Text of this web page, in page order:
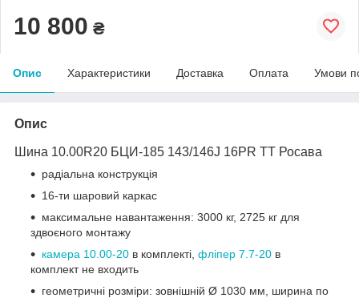
10 800 ₴
Опис Характеристики Доставка Оплата Умови
Опис
Шина 10.00R20 БЦИ-185 143/146J 16PR TT Росава
радіальна конструкція
16-ти шаровий каркас
максимальне навантаження: 3000 кг, 2725 кг для
здвоєного монтажу
камера 10.00-20 в комплекті, фліпер 7.7-20 в
комплект не входить
геометричні розміри: зовнішній Ø 1030 мм, ширина по